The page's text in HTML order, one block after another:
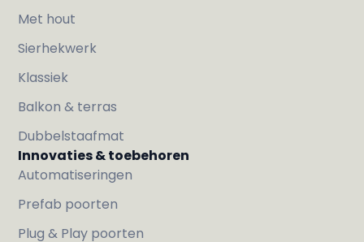
Met hout
Sierhekwerk
Klassiek
Balkon & terras
Dubbelstaafmat
Innovaties & toebehoren
Automatiseringen
Prefab poorten
Plug & Play poorten